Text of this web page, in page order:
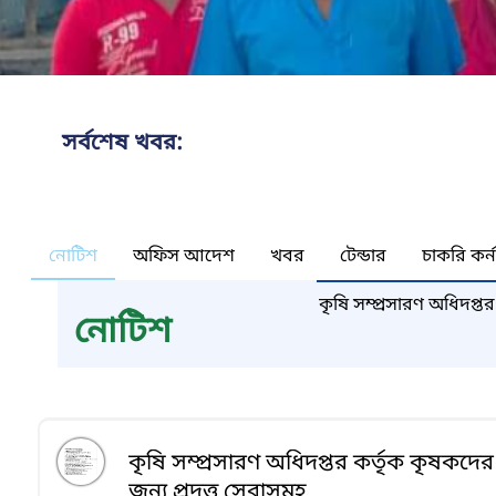
সর্বশেষ খবর:
নোটিশ অফিস আদেশ খবর টেন্ডার চাকরি
নোটিশ
কৃষি সম্প্রসারণ
কৃষি সম্প্রসারণ অধিদপ্তর কর্তৃক কৃষকদের